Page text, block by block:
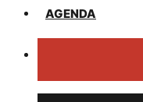
AGENDA